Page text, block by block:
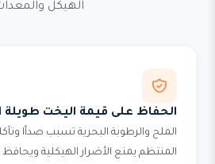
الهيكل
الحفاظ على قيمة اليخت طويلة
الملح والرطوبة البحرية تسبب صدأا
المنتظم يمنع الأضرار الهيكلية